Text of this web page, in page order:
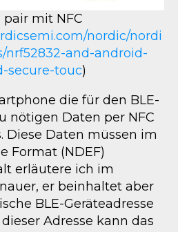
pair mit NFC
nordic/nordi
nrf52832-and-android-
secure-touc)
die für den BLE-
nötigen Daten per NFC
Diese Daten müssen im
Format (NDEF)
erläutere ich im
er beinhaltet aber
BLE-Geräteadresse
Adresse kann das